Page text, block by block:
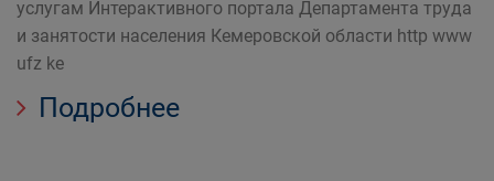
услугам Интерактивного портала Департамента труда
и занятости населения Кемеровской области http www
ufz ke
Подробнее